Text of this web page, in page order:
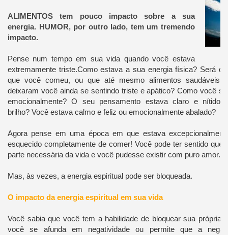
ALIMENTOS tem pouco impacto sobre a sua
energia. HUMOR, por outro lado, tem um tremendo
impacto.
Pense num tempo em sua vida quando você estava
extremamente triste.Como estava a sua energia física? Será
que você comeu, ou que até mesmo alimentos saudáveis
deixaram você ainda se sentindo triste e apático?Como você
emocionalmente?O seu pensamento estava claro e nítido
brilho? Você estava calmo e feliz ou emocionalmente abalado?
Agora pense em uma época em que estava
esquecido completamente de comer! Você pode ter sentido que
parte necessária da vida e você pudesse existir com puro amor.
Mas, às vezes, a energia espiritual pode ser bloqueada.
O impacto da energia espiritual em sua vida
Você sabia que você tem a habilidade de bloquear sua própria
você se afunda em negatividade ou permite que a